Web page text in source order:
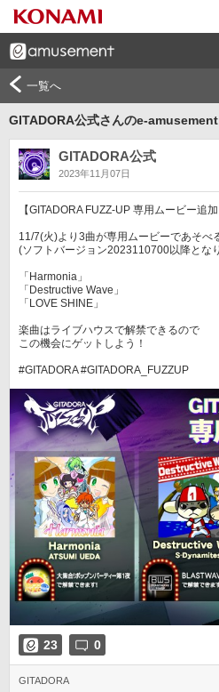
一覧へ
GITADORA公式さんのe-
GITADORA公式
2023年11月07日
【GITADORA FUZZ-UP 専用ムービー追加
11/7(火)より3曲が専用ムービーであそべ
(ソフトバージョン2023110700以降とな
「Harmonia」
「Destructive Wave」
「LOVE SHINE」
楽曲はライブハウスで解禁できるので
この機会にゲットしよう！
#GITADORA #GITADORA_FUZZUP
23 0
GITADORA